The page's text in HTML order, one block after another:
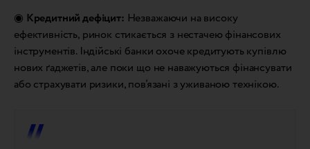
◉ Кредитний дефіцит: Незважаючи на високу
ефективність, ринок стикається з нестачею фінансових
інструментів. Індійські банки охоче кредитують купівлю
нових ґаджетів, але поки що не наважуються фінансувати
або страхувати ризики, пов’язані з уживаною технікою.